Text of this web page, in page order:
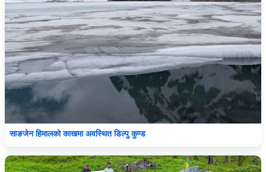
साङजेन हिमालको काखमा अवस्थित डिल्पु कुण्ड